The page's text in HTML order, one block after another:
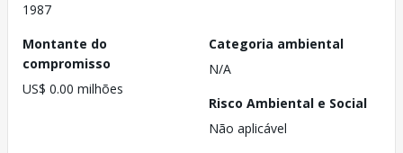
1987
Montante do
compromisso
US$ 0.00 milhões
Categoria ambiental
N/A
Risco Ambiental e Social
Não aplicável